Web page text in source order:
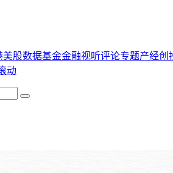
美股数据基金金融视听评论专题产经创
动